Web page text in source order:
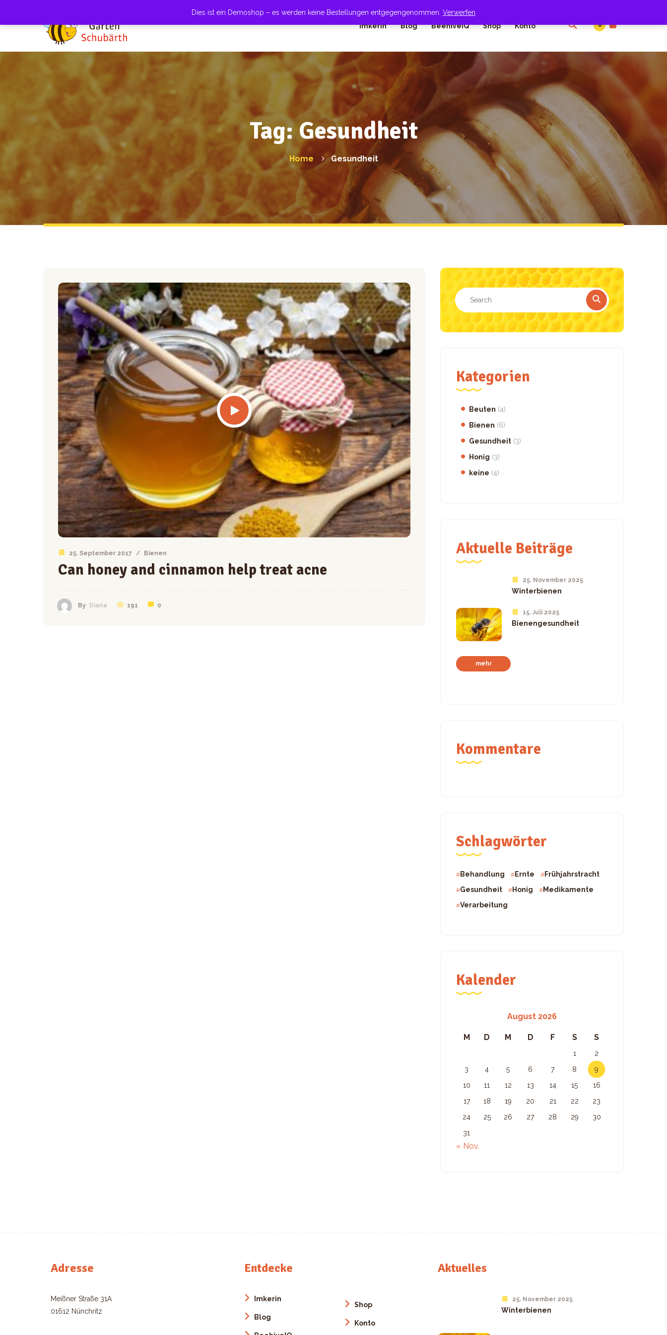
Imkerin Blog BeehiveIQ Shop Konto 0
Tag: Gesundheit
Home Gesundheit
25. September 2017 / Bienen
Can honey and cinnamon help treat acne
By Diana 191 0
Kategorien
Beuten (4)
Bienen (6)
Gesundheit (3)
Honig (3)
keine (4)
Aktuelle Beiträge
25. November 2025
Winterbienen
15. Juli 2025
Bienengesundheit
mehr
Kommentare
Schlagwörter
Behandlung Ernte
Frühjahrstracht
Gesundheit
Honig
Medikamente
Verarbeitung
Kalender
August 2026
M D M D F S S
1
2
3
4 5 6 7 8
9
10
11 12 13 14 15
16
17
18 19 20 21 22
23
24
25 26 27 28 29
30
31
« Nov.
Adresse
Meißner Straße 31A
01612 Nünchritz
Entdecke
Imkerin
Blog
Shop
Konto
Aktuelles
25. November 2025
Winterbienen
Dies ist ein Demoshop – es werden keine Bestellungen entgegengenommen. Verwerfen